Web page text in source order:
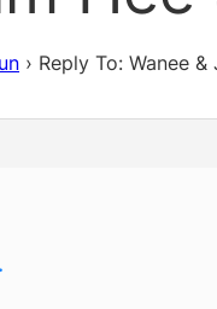
› Reply To: Wanee